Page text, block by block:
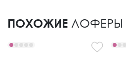
ПОХОЖИЕ ЛОФЕРЫ